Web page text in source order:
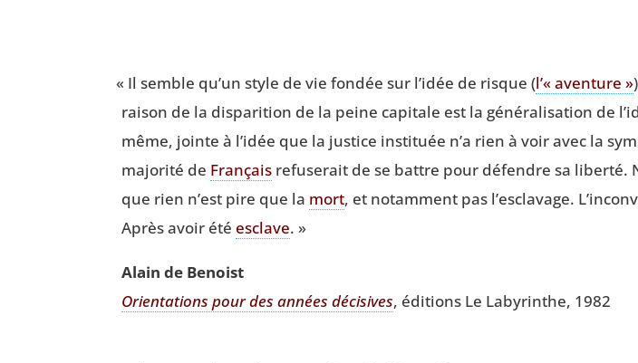
« Il semble qu’un style de vie fon­dée sur l’idée de risque (l’« aven­ture »
rai­son de la dis­pa­ri­tion de la peine capi­tale est la géné­ra­li­sa­tion de
même, jointe à l’idée que la jus­tice ins­ti­tuée n’a rien à voir avec la
majo­ri­té de Fran­çais refu­se­rait de se battre pour défendre sa liber­té.
que rien n’est pire que la mort, et notam­ment pas l’esclavage.
Après avoir été esclave. »
Alain de Benoist
Orien­ta­tions pour des années déci­sives, édi­tions Le Laby­rinthe, 1982